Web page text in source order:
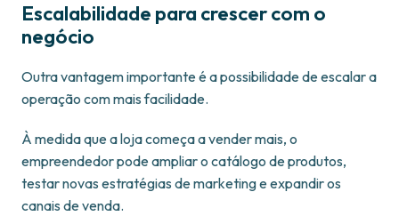
Escalabilidade para crescer com o
negócio
Outra vantagem importante é a possibilidade de escalar a
operação com mais facilidade.
À medida que a loja começa a vender mais, o
empreendedor pode ampliar o catálogo de produtos,
testar novas estratégias de marketing e expandir os
canais de venda.